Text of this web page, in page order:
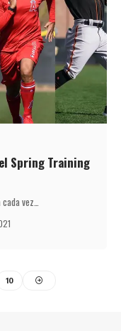
Spring Training
vez…
10